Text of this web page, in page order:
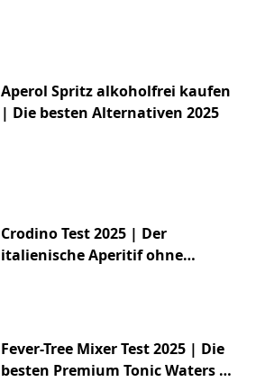
Aperol Spritz alkoholfrei kaufen
| Die besten Alternativen 2025
Crodino Test 2025 | Der
italienische Aperitif ohne
Fever-Tree Mixer Test 2025 | Die
besten Premium Tonic Waters &